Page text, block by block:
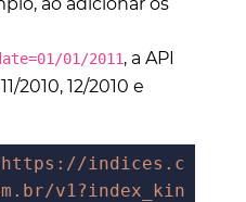
01/2011, a API
2010, 12/2010 e
indices.c
v1?index_kin